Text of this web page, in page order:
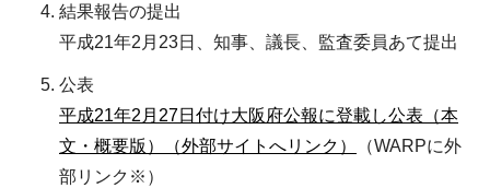
結果報告の提出
平成21年2月23日、知事、議長、監査委員あて提出
公表
平成21年2月27日付け大阪府公報に登載し公表（本
文・概要版）（外部サイトへリンク）
（WARPに外
部リンク※）